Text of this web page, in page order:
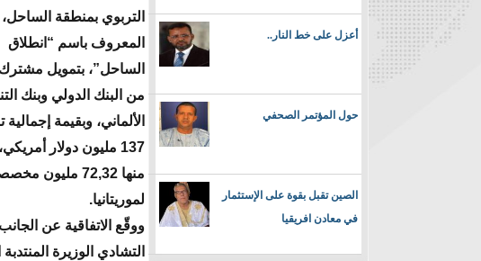
أعزل على خط النار..
حول المؤتمر الصحفي
الصين تقبل بقوة على الإستثمار
في معادن افريقيا
التربوي بمنطقة الساحل،
المعروف باسم “انطلاق
الساحل”، بتمويل مشترك
من البنك الدولي وبنك
الألماني، وبقيمة إجمالية
137 مليون دولار أمريكي،
منها 72,32 مليون
لموريتانيا.
ووقّع الاتفاقية عن
التشادي الوزيرة